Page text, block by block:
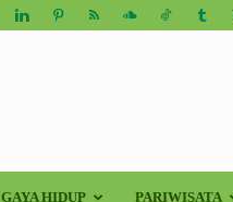
GAYA HIDUP PARIWISATA